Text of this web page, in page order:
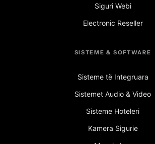
Siguri Webi
Electronic Reseller
SISTEME & SOFTWARE
Sisteme të Integruara
Sistemet Audio & Video
Sisteme Hoteleri
Kamera Sigurie